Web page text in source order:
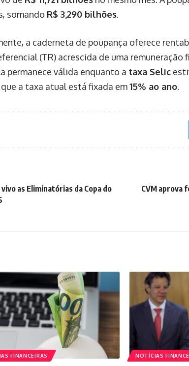
somando R$ 3,290 bilhões.
a caderneta de poupança oferece
(TR) acrescida de uma remuneração
permanece válida enquanto a taxa Selic
a taxa atual está fixada em15% ao ano.
as Eliminatórias da Copa do
CVM aprova
FINANCEIRAS NOTÍCIAS